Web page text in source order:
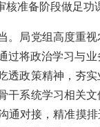
准备阶段做足功
。局党组高度重
过将政治学习与
透政策精神，夯
干系统学习相关
通对接，精准摸